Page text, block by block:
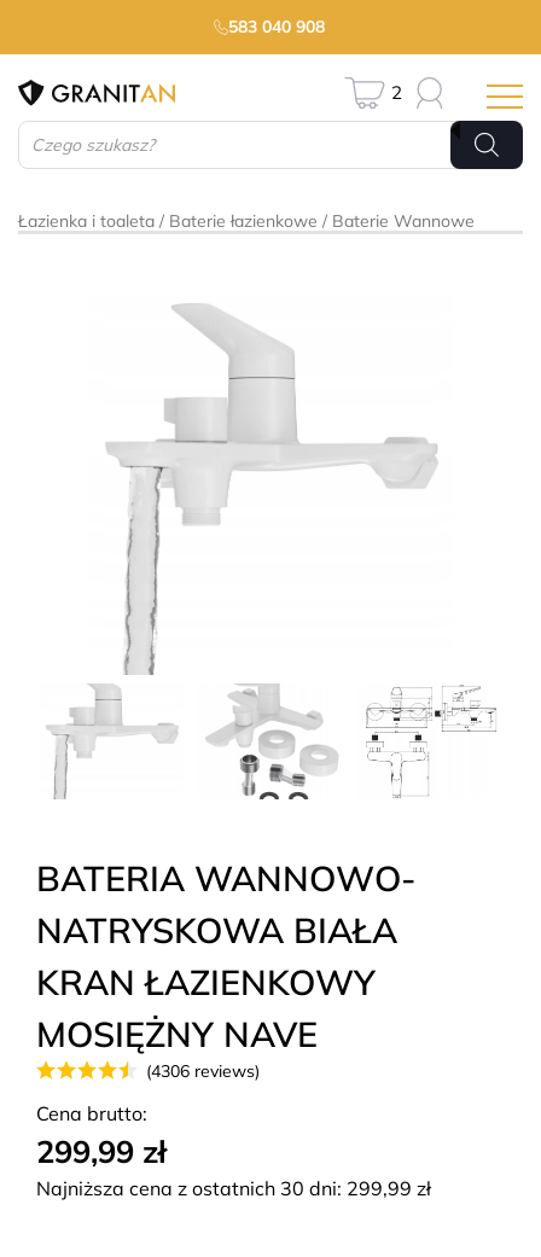
583 040 908
Wyszukiwarka
produktów
2
Łazienka i toaleta Baterie łazienkowe Baterie Wannowe
BATERIA WANNOWO-
NATRYSKOWA BIAŁA
KRAN ŁAZIENKOWY
MOSIĘŻNY NAVE
(4306 reviews)
Cena brutto:
299,99 zł
Najniższa cena z ostatnich 30 dni: 299,99 zł